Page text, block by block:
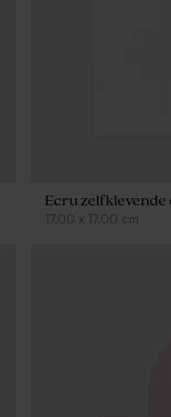
Ecru zelfklevende
17,00 x 17,00 cm